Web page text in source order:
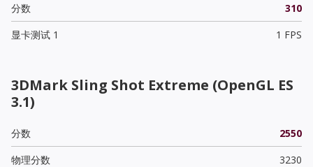
分数
310
显卡测试 1
1 FPS
3DMark Sling Shot Extreme (OpenGL ES
3.1)
分数
2550
物理分数
3230